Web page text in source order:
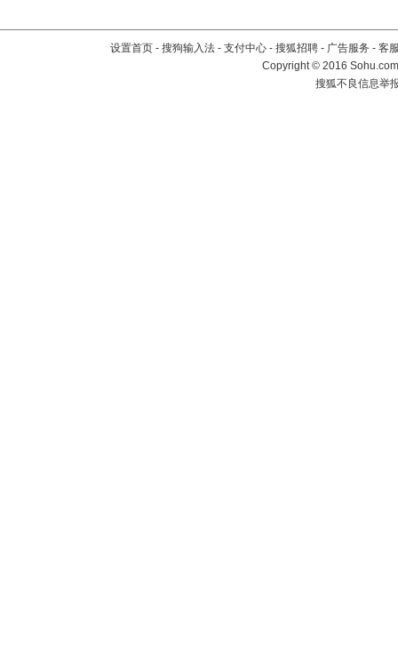
设置首页 - 搜狗输入法 - 支付中心 - 搜狐招聘 - 广告服务 - 客
Copyright©2016
搜狐不良信息举